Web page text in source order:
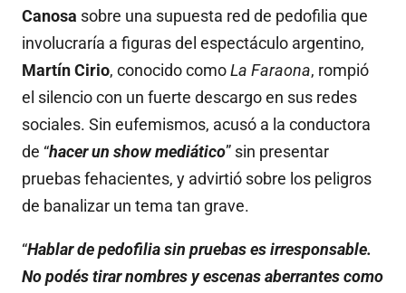
Canosa sobre una supuesta red de pedofilia que
involucraría a figuras del espectáculo argentino,
Martín Cirio, conocido comoLa Faraona, rompió
el silencio con un fuerte descargo en sus redes
sociales. Sin eufemismos, acusó a la conductora
de “hacer un show mediático” sin presentar
pruebas fehacientes, y advirtió sobre los peligros
de banalizar un tema tan grave.
“Hablar de pedofilia sin pruebas es irresponsable.
No podés tirar nombres y escenas aberrantes como